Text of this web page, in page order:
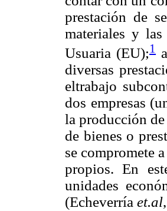
prestación de
materiales y
Usuaria (EU);1
diversas
eltrabajo
dos empresas
la producción
de bienes o
se compromete
propios. En
unidades
(Echeverría et.al